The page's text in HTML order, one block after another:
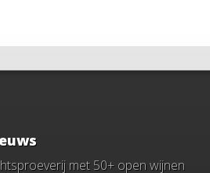
met 50+ open wijnen